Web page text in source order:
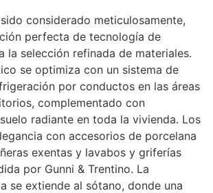
considerado meticulosamente,
perfecta de tecnología de
la selección refinada de materiales.
se optimiza con un sistema de
por conductos en las áreas
complementado con
radiante en toda la vivienda. Los
con accesorios de porcelana
exentas y lavabos y griferías
por Gunni & Trentino. La
se extiende al sótano, donde una